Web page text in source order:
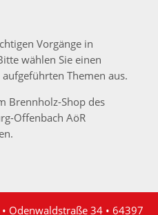
Vorgänge in
wählen Sie einen
Themen aus.
Brennholz-Shop des
Offenbach AöR
Odenwaldstraße 34 • 64397